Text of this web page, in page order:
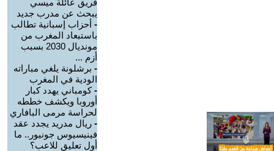
فريق عائلة ميسي
يبحث عن مدرب جديد
- أحزاب إسبانية تطالب
باستبعاد المغرب من
مونديال 2030 بسبب
أزم ...
- برشلونة يلغي مباراته
الودية في المغرب
-كومباني يهدد كبار
أوروبا ويكشف خططه
لحراسة مرمى البافاري
- ريال مدريد يجدد عقد
فينيسيوس جونيور.. ما
أول تعليق للاعب؟